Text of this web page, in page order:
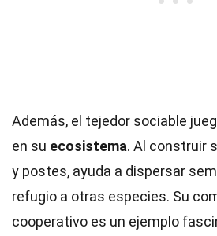
Además, el tejedor sociable
en su ecosistema. Al construir
y postes, ayuda a dispersar
refugio a otras especies. Su
cooperativo es un ejemplo